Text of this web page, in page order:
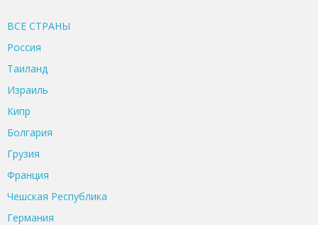
ВСЕ CТРАНЫ
Россия
Таиланд
Израиль
Кипр
Болгария
Грузия
Франция
Чешская Республика
Германия